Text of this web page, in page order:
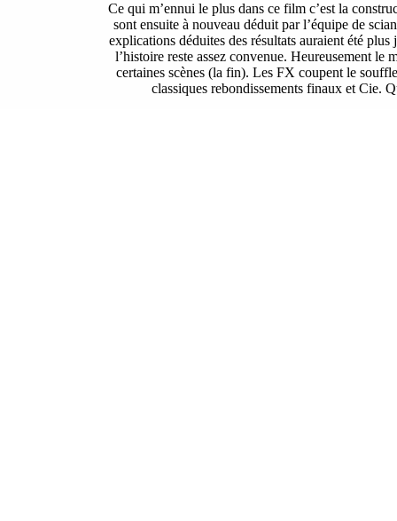
Ce qui m’ennui le plus dans ce film c’est la
sont ensuite à nouveau déduit par l’équipe de
explications déduites des résultats auraient été
l’histoire reste assez convenue. Heureusement le
certaines scènes (la fin). Les FX coupent le
classiques rebondissements finaux et Cie.